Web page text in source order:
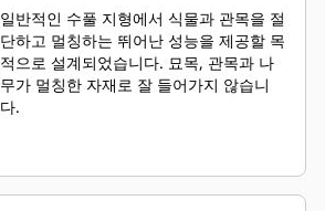
일반적인 수풀 지형에서 식물과 관목을 절
단하고 멀칭하는 뛰어난 성능을 제공할 목
적으로 설계되었습니다. 묘목, 관목과 나
무가 멀칭한 자재로 잘 들어가지 않습니
다.